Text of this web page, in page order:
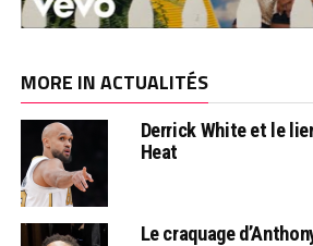
MORE IN ACTUALITÉS
Derrick White et le
Heat
Le craquage